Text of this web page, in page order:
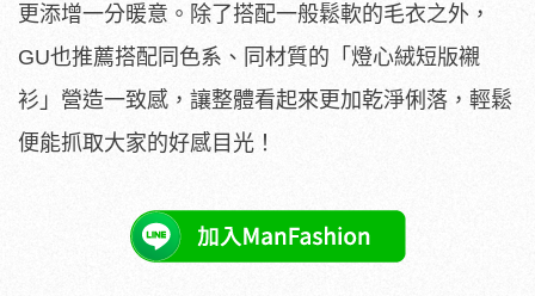
更添增一分暖意。除了搭配一般鬆軟的毛衣之外，
GU也推薦搭配同色系、同材質的「燈心絨短版襯
衫」營造一致感，讓整體看起來更加乾淨俐落，輕鬆
便能抓取大家的好感目光！